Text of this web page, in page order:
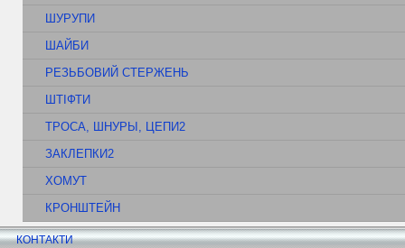
ШУРУПИ
ШАЙБИ
РЕЗЬБОВИЙ СТЕРЖЕНЬ
ШТІФТИ
ТРОСА, ШНУРЫ, ЦЕПИ2
ЗАКЛЕПКИ2
ХОМУТ
КРОНШТЕЙН
КОНТАКТИ